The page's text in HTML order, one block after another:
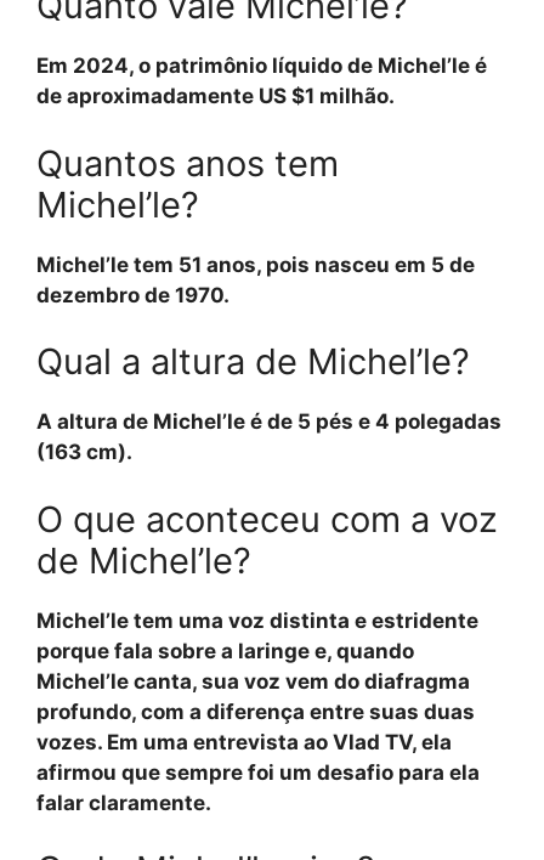
Em 2024, o patrimônio líquido de Michel’le é
de aproximadamente US $1 milhão.
Quantos anos tem
Michel’le?
Michel’le tem 51 anos, pois nasceu em 5 de
dezembro de 1970.
Qual a altura de Michel’le?
A altura de Michel’le é de 5 pés e 4 polegadas
(163 cm).
O que aconteceu com a voz
de Michel’le?
Michel’le tem uma voz distinta e estridente
porque fala sobre a laringe e, quando
Michel’le canta, sua voz vem do diafragma
profundo, com a diferença entre suas duas
vozes. Em uma entrevista ao Vlad TV, ela
afirmou que sempre foi um desafio para ela
falar claramente.